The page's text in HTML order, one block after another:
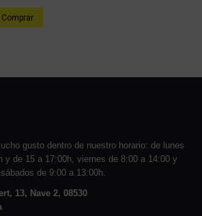
Comprar
gusto dentro de nuestro horario: de lunes
y de 15 a 17:00h, viernes de 8:00 a 14:00 y
de 9:00 a 13:00h.
13, Nave 2, 08530